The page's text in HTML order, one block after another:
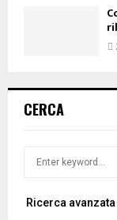
CERCA
rRicerca avanzata